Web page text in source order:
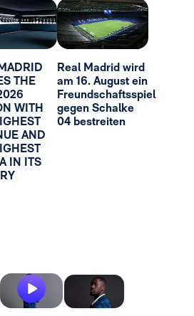
THE
WITH
AND
IN ITS
Real Madrid wird
am 16. August ein
Freundschaftsspiel
gegen Schalke
04 bestreiten